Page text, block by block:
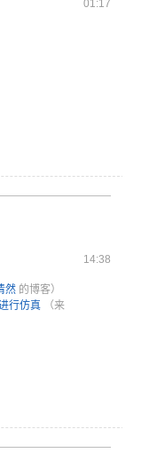
01:17
14:38
然 的博客）
行仿真
（来